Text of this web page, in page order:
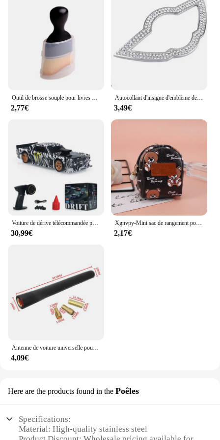
use and maintain, making it a reliable choice for
both novice and experienced tea lovers. Whether
you're looking for a gift for a friend or upgrading
your own kitchen appliances, this electric kettle and
tea warmer set is a smart choice for anyone who
values efficiency, style, and convenience.
2,77€
Autocollant d'insigne d'emblème de volant de voiture, Mini Cooper S, R55, F55, F56, F57, F60, R56, R60, R61, Countryman One, accessoires intérieurs
3,49€
30,99€
Xgnvpy-Mini sac de rangement portable pour pièces de monnaie, sac pour écouteurs, câble de données, petit sac à clés, ours mignon, nouveau
2,17€
Antenne de voiture universelle pour radio de bain, petite antenne de voiture courte, mini accessoires d'autoradio, FM, AM, antenne en cuivre pur
4,09€
Here are the products found in the Poêles
Specifications:
Material: High-quality stainless steel